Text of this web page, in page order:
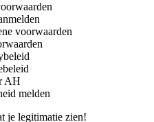
voorwaarden
AH
melden
je legitimatie zien!